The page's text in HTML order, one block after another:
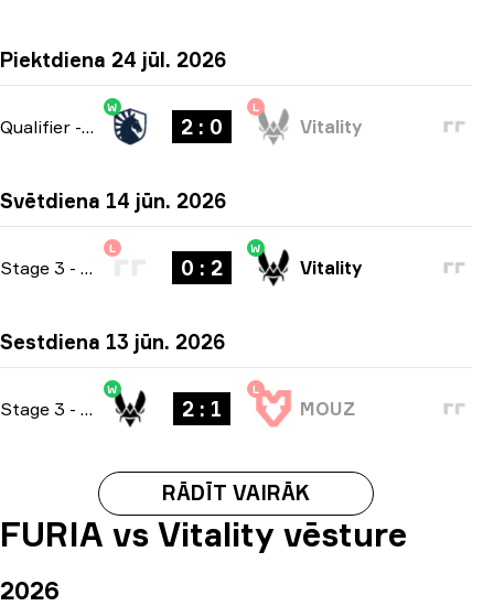
Piektdiena 24 jūl. 2026
Qualifier - bo3
W
2 : 0
L
Vitality
Svētdiena 14 jūn. 2026
Stage 3 - bo3
L
0 : 2
W
Vitality
Sestdiena 13 jūn. 2026
Stage 3 - bo3
W
2 : 1
L
MOUZ
RĀDĪT VAIRĀK
FURIA vs Vitality vēsture
2026